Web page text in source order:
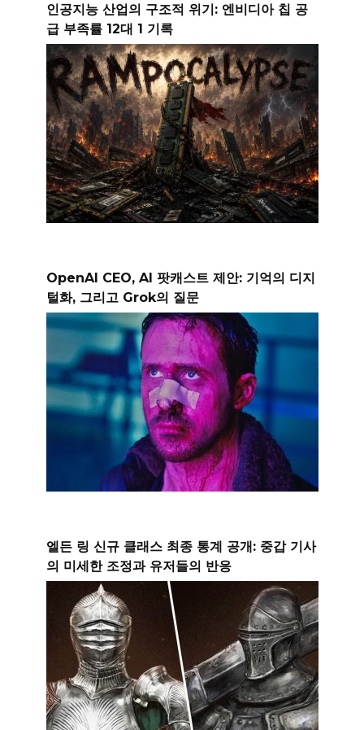
인공지능 산업의 구조적 위기: 엔비디아 칩 공
급 부족률 12대 1 기록
OpenAI CEO, AI 팟캐스트 제안: 기억의 디지
털화, 그리고 Grok의 질문
엘든 링 신규 클래스 최종 통계 공개: 중갑 기사
의 미세한 조정과 유저들의 반응